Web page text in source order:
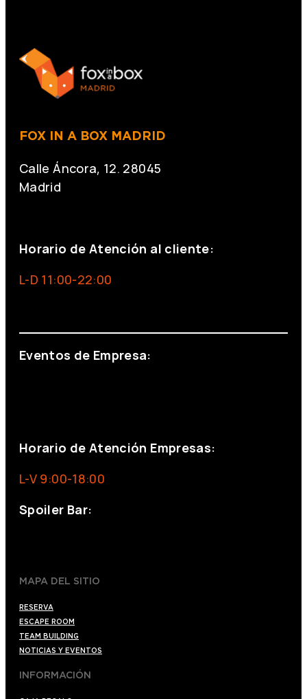
FOX IN A BOX MADRID
Calle Áncora, 12. 28045
Madrid
Horario de Atención al cliente:
L-D 11:00-22:00
Eventos de Empresa:
Horario de Atención Empresas:
L-V 9:00-18:00
Spoiler Bar:
MAPA DEL SITIO
RESERVA
ESCAPE ROOM
TEAM BUILDING
NOTICIAS Y EVENTOS
INFORMACIÓN